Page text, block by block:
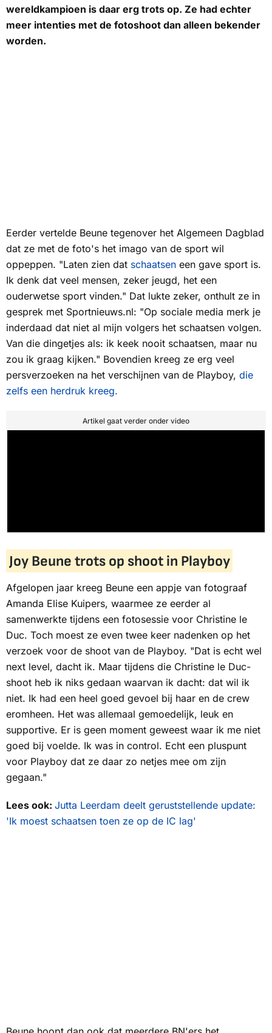
wereldkampioen is daar erg trots op. Ze had echter
meer intenties met de fotoshoot dan alleen bekender
worden.
Eerder vertelde Beune tegenover het Algemeen Dagblad
dat ze met de foto's het imago van de sport wil
oppeppen. "Laten zien dat schaatsen een gave sport is.
Ik denk dat veel mensen, zeker jeugd, het een
ouderwetse sport vinden." Dat lukte zeker, onthult ze in
gesprek met Sportnieuws.nl: "Op sociale media merk je
inderdaad dat niet al mijn volgers het schaatsen volgen.
Van die dingetjes als: ik keek nooit schaatsen, maar nu
zou ik graag kijken." Bovendien kreeg ze erg veel
persverzoeken na het verschijnen van de Playboy, die
zelfs een herdruk kreeg.
Artikel gaat verder onder video
Joy Beune trots op shoot in Playboy
Afgelopen jaar kreeg Beune een appje van fotograaf
Amanda Elise Kuipers, waarmee ze eerder al
samenwerkte tijdens een fotosessie voor Christine le
Duc. Toch moest ze even twee keer nadenken op het
verzoek voor de shoot van de Playboy. "Dat is echt wel
next level, dacht ik. Maar tijdens die Christine le Duc-
shoot heb ik niks gedaan waarvan ik dacht: dat wil ik
niet. Ik had een heel goed gevoel bij haar en de crew
eromheen. Het was allemaal gemoedelijk, leuk en
supportive. Er is geen moment geweest waar ik me niet
goed bij voelde. Ik was in control. Echt een pluspunt
voor Playboy dat ze daar zo netjes mee om zijn
gegaan."
Lees ook: Jutta Leerdam deelt geruststellende update:
'Ik moest schaatsen toen ze op de IC lag'